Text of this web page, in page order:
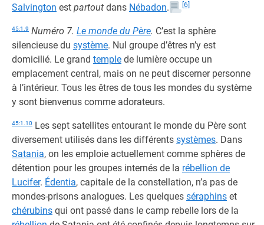
Salvington est partout dans Nébadon. [6]
45:1.9 Numéro 7. Le monde du Père. C’est la sphère
silencieuse du système. Nul groupe d’êtres n’y est
domicilié. Le grand temple de lumière occupe un
emplacement central, mais on ne peut discerner personne
à l’intérieur. Tous les êtres de tous les mondes du système
y sont bienvenus comme adorateurs.
45:1.10 Les sept satellites entourant le monde du Père sont
diversement utilisés dans les différents systèmes. Dans
Satania, on les emploie actuellement comme sphères de
détention pour les groupes internés de la rébellion de
Lucifer. Édentia, capitale de la constellation, n’a pas de
mondes-prisons analogues. Les quelques séraphins et
chérubins qui ont passé dans le camp rebelle lors de la